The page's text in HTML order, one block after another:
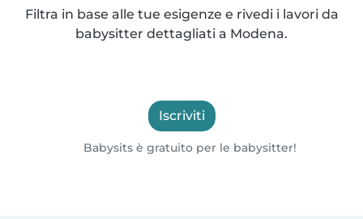
Filtra in base alle tue esigenze e rivedi i lavori da
babysitter dettagliati a Modena.
Iscriviti
Babysits è gratuito per le babysitter!